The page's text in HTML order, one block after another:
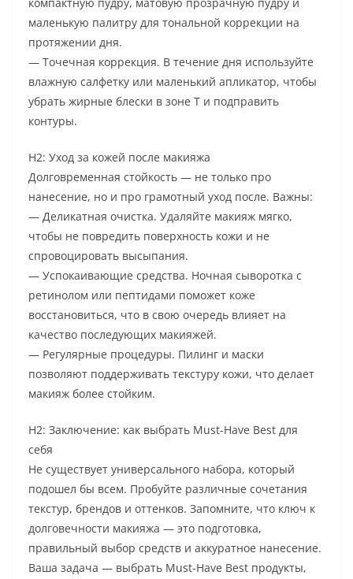
маленькую палитру для тональной коррекции на
протяжении дня.
— Точечная коррекция. В течение дня используйте
влажную салфетку или маленький апликатор, чтобы
убрать жирные блески в зоне T и подправить
контуры.
H2: Уход за кожей после макияжа
Долговременная стойкость — не только про
нанесение, но и про грамотный уход после. Важны:
— Деликатная очистка. Удаляйте макияж мягко,
чтобы не повредить поверхность кожи и не
спровоцировать высыпания.
— Успокаивающие средства. Ночная сыворотка с
ретинолом или пептидами поможет коже
восстановиться, что в свою очередь влияет на
качество последующих макияжей.
— Регулярные процедуры. Пилинг и маски
позволяют поддерживать текстуру кожи, что делает
макияж более стойким.
H2: Заключение: как выбрать Must-Have Best для
себя
Не существует универсального набора, который
подошел бы всем. Пробуйте различные сочетания
текстур, брендов и оттенков. Запомните, что ключ к
долговечности макияжа — это подготовка,
правильный выбор средств и аккуратное нанесение.
Ваша задача — выбрать Must-Have Best продукты,